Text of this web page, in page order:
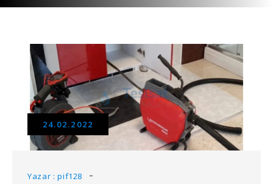
24.02.2022
Yazar : pif128